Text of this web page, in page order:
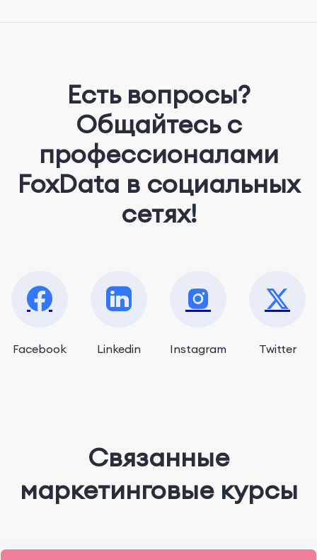
Есть вопросы?
Общайтесь с
профессионалами
FoxData в социальных
сетях!
Facebook Linkedin Instagram Twitter
Связанные
маркетинговые курсы